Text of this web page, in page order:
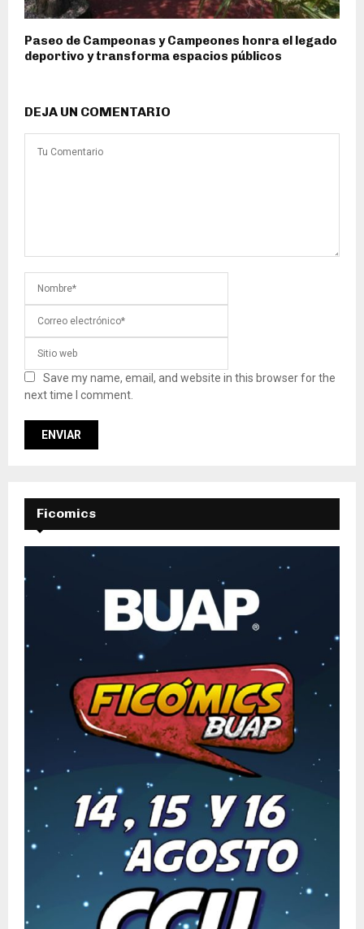
Paseo de Campeonas y Campeones honra el legado
deportivo y transforma espacios públicos
DEJA UN COMENTARIO
Save my name, email, and website in this browser for the
next time I comment.
Ficomics